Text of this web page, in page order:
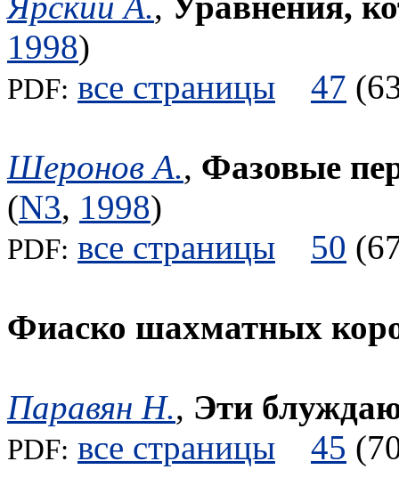
1998)
PDF: все страницы 47
Шеронов А., Фазовые
(N3, 1998)
PDF: все страницы 50
Фиаско шахматных
Паравян Н., Эти
PDF: все страницы 45